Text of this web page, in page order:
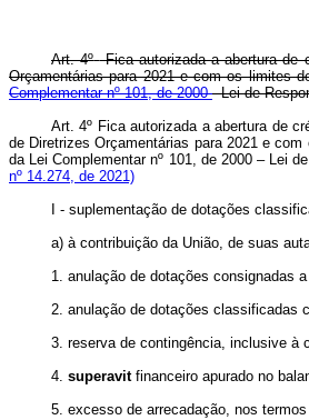
Art. 4º Fica autorizada a abertura de
Orçamentárias para 2021 e com os limites
Complementar nº 101, de 2000- Lei de
Art. 4º Fica autorizada a abertura de
de Diretrizes Orçamentárias para 2021 e
da Lei Complementar nº 101, de 2000 – Lei
nº 14.274, de 2021)
I - suplementação de dotações
a) à contribuição da União, de suas
1. anulação de dotações consignadas
2. anulação de dotações classificadas
3. reserva de contingência, inclusive à
4. superavitfinanceiro apurado no
5. excesso de arrecadação, nos